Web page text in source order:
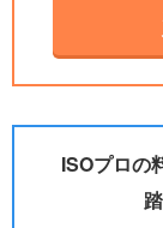
ISOプロの